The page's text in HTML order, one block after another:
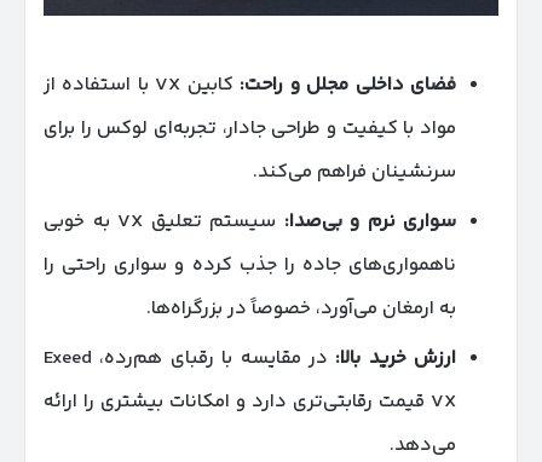
فضای داخلی مجلل و راحت:
کابین VX با استفاده از
مواد با کیفیت و طراحی جادار، تجربه‌ای لوکس را برای
سرنشینان فراهم می‌کند.
سواری نرم و بی‌صدا:
سیستم تعلیق VX به خوبی
ناهمواری‌های جاده را جذب کرده و سواری راحتی را
به ارمغان می‌آورد، خصوصاً در بزرگراه‌ها.
ارزش خرید بالا:
در مقایسه با رقبای هم‌رده، Exeed
VX قیمت رقابتی‌تری دارد و امکانات بیشتری را ارائه
می‌دهد.